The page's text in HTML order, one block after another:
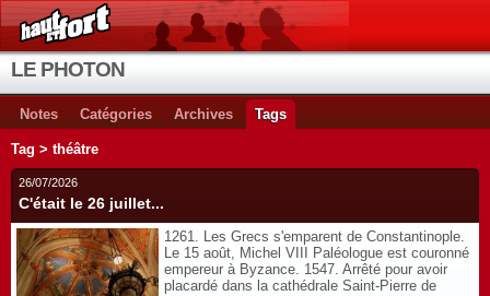
LE PHOTON
Notes Catégories Archives Tags
Tag > théâtre
26/07/2026
C'était le 26 juillet...
1261. Les Grecs s'emparent de Constantinople.
Le 15 août, Michel VIII Paléologue est couronné
empereur à Byzance. 1547. Arrêté pour avoir
placardé dans la cathédrale Saint-Pierre de